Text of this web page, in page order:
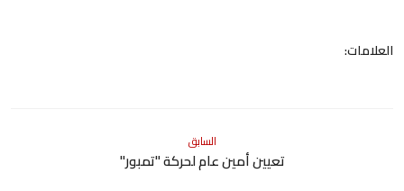
العلامات:
السابق
تعيين أمين عام لحركة "تمبور"